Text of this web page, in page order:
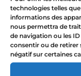
technologies telles
informations des
nous permettra de
de navigation ou les
consentir ou de
négatif sur certaines